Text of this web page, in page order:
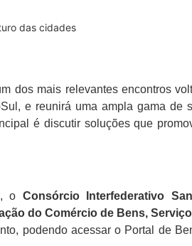
das cidades
dos mais relevantes encontros
e reunirá uma ampla gama de
é discutir soluções que
, o Consórcio Interfederativo
do Comércio de Bens,
podendo acessar o Portal de